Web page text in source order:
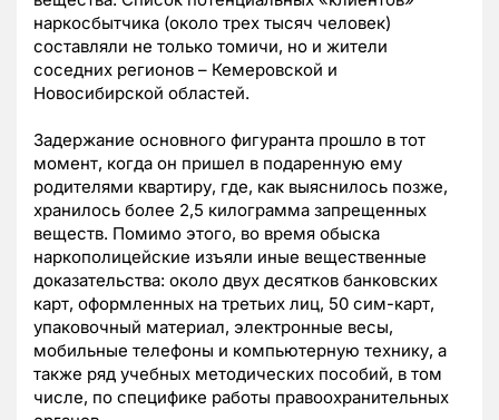
наркосбытчика (около трех тысяч человек)
составляли не только томичи, но и жители
соседних регионов – Кемеровской и
Новосибирской областей.
Задержание основного фигуранта прошло в тот
момент, когда он пришел в подаренную ему
родителями квартиру, где, как выяснилось позже,
хранилось более 2,5 килограмма запрещенных
веществ. Помимо этого, во время обыска
наркополицейские изъяли иные вещественные
доказательства: около двух десятков банковских
карт, оформленных на третьих лиц, 50 сим-карт,
упаковочный материал, электронные весы,
мобильные телефоны и компьютерную технику, а
также ряд учебных методических пособий, в том
числе, по специфике работы правоохранительных